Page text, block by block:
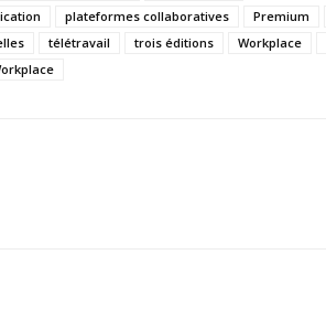
plateformes collaboratives Premium
télétravail trois éditions Workplace